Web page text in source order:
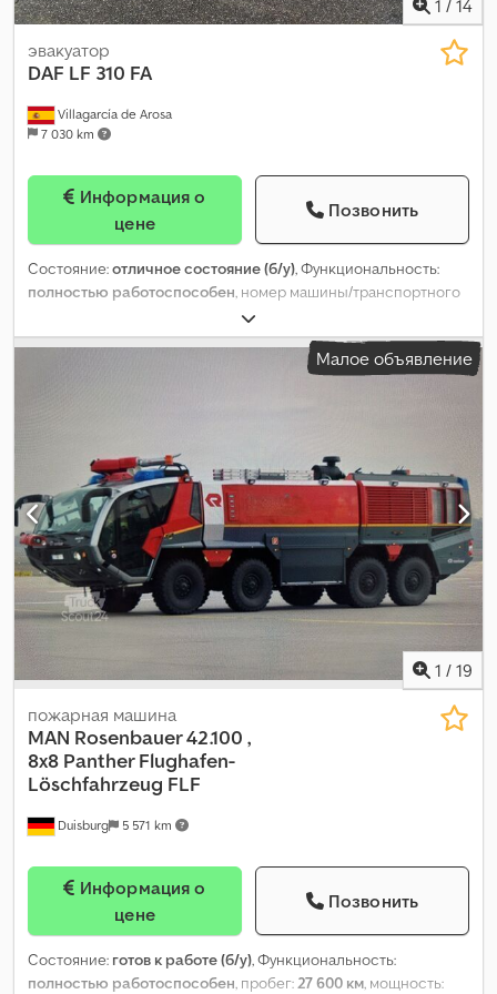
1 / 14
Villagarcía de Arosa
7 030 km
эвакуатор
DAF LF 310 FA
цене
Позвонить
Состояние:отличное состояние (б/у), Функциональность:
полностью работоспособен, номер машины/транспортного
XLRAEL3700L457107, пробег:
регистрация:12/2016, тип топлива:дизель, собственный вес:
, размер шины:315/80R22,5,
автоматический, класс выбросов: , подвеска:
, количество мест: 2, Год выпуска:2016,
Малое объявление
1 / 19
Duisburg 5 571 km
пожарная машина
MAN Rosenbauer 42.100 ,
8x8 Panther Flughafen-
Löschfahrzeug FLF
цене
Позвонить
Состояние: готов к работе (б/у), Функциональность:
полностью работоспособен, пробег:27 600 км, мощность: